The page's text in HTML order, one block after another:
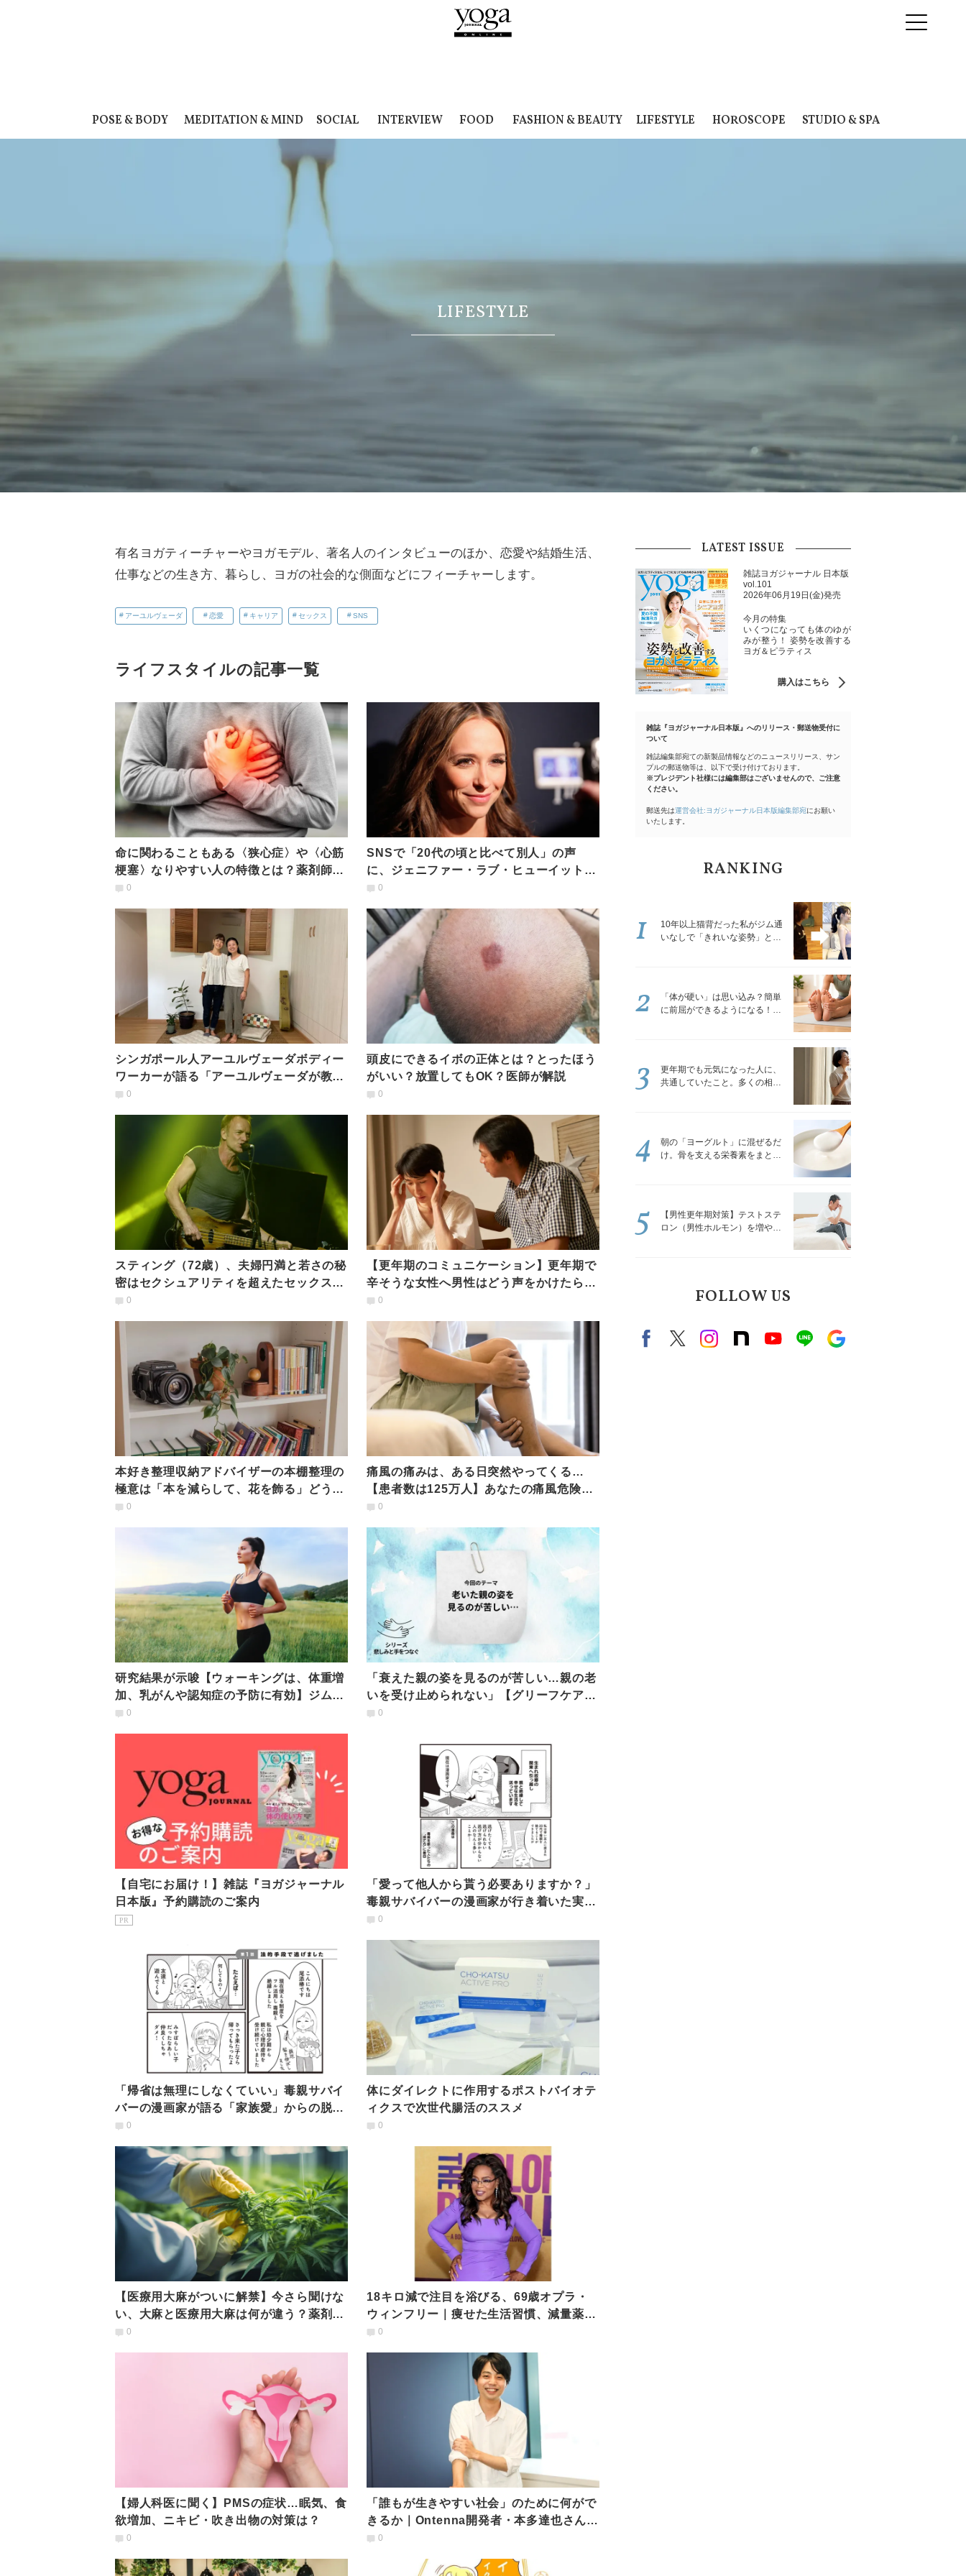
POSE & BODY MEDITATION & MIND SOCIAL INTERVIEW FOOD FASHION & BEAUTY LIFESTYLE HOROSCOPE STUDIO & SPA
LIFESTYLE
有名ヨガティーチャーやヨガモデル、著名人のインタビューのほか、恋愛や結婚生活、
仕事などの生き方、暮らし、ヨガの社会的な側面などにフィーチャーします。
アーユルヴェーダ 恋愛 キャリア セックス SNS
ライフスタイルの記事一覧
命に関わることもある〈狭心症〉や〈心筋
梗塞〉なりやすい人の特徴とは？薬剤師が
解説
0
SNSで「20代の頃と比べて別人」の声
に、ジェニファー・ラブ・ヒューイット
（44歳）が怒りの告白
0
シンガポール人アーユルヴェーダボディー
ワーカーが語る「アーユルヴェーダが教え
てくれた偉大なこと」
0
頭皮にできるイボの正体とは？とったほう
がいい？放置してもOK？医師が解説
0
スティング（72歳）、夫婦円満と若さの秘
密はセクシュアリティを超えたセックスラ
イフにあり？
0
【更年期のコミュニケーション】更年期で
辛そうな女性へ男性はどう声をかけたらよ
い？NGな言動は？
0
本好き整理収納アドバイザーの本棚整理の
極意は「本を減らして、花を飾る」どうい
うこと？
0
痛風の痛みは、ある日突然やってくる…
【患者数は125万人】あなたの痛風危険度
は？薬剤師が解説
0
研究結果が示唆【ウォーキングは、体重増
加、乳がんや認知症の予防に有効】ジム・
屋外どちらがよい？
0
「衰えた親の姿を見るのが苦しい…親の老
いを受け止められない」【グリーフケアの
専門家が回答】
0
【自宅にお届け！】雑誌『ヨガジャーナル
日本版』予約購読のご案内
PR
「愛って他人から貰う必要ありますか？」
毒親サバイバーの漫画家が行き着いた実感
「私は私を愛せる」
0
「帰省は無理にしなくていい」毒親サバイ
バーの漫画家が語る「家族愛」からの脱却
で得た解放感
0
体にダイレクトに作用するポストバイオテ
ィクスで次世代腸活のススメ
0
【医療用大麻がついに解禁】今さら聞けな
い、大麻と医療用大麻は何が違う？薬剤師
が解説
0
18キロ減で注目を浴びる、69歳オプラ・
ウィンフリー｜痩せた生活習慣、減量薬の
使用について語る
0
【婦人科医に聞く】PMSの症状…眠気、食
欲増加、ニキビ・吹き出物の対策は？
0
「誰もが生きやすい社会」のために何がで
きるか｜Ontenna開発者・本多達也さんの
思い
0
LATEST ISSUE
雑誌ヨガジャーナル 日本版
vol.101
2026年06月19日(金)発売
今月の特集
いくつになっても体のゆが
みが整う！ 姿勢を改善する
ヨガ＆ピラティス
購入はこちら
雑誌『ヨガジャーナル日本版』へのリリース・郵送物受付に
ついて
雑誌編集部宛ての新製品情報などのニュースリリース、サン
プルの郵送物等は、以下で受け付けております。
※プレジデント社様には編集部はございませんので、ご注意
ください。
郵送先は運営会社:ヨガジャーナル日本版編集部宛にお願い
いたします。
RANKING
10年以上猫背だった私がジム通
いなしで「きれいな姿勢」と褒
1
「体が硬い」は思い込み？簡単
に前屈ができるようになる！腿
2
更年期でも元気になった人に、
共通していたこと。多くの相談
3
朝の「ヨーグルト」に混ぜるだ
け。骨を支える栄養素をまとめ
4
【男性更年期対策】テストステ
ロン（男性ホルモン）を増やす
5
FOLLOW US
FacebookX（旧twitter）
instagram
note Youtubeline